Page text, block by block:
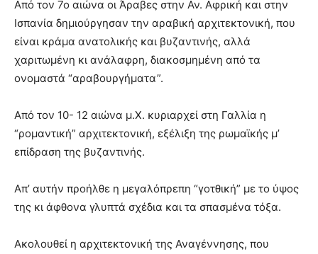
Από τον 7ο αιώνα οι Άραβες στην Αν. Αφρική και στην
Ισπανία δημιούργησαν την αραβική αρχιτεκτονική, που
είναι κράμα ανατολικής και βυζαντινής, αλλά
χαριτωμένη κι ανάλαφρη, διακοσμημένη από τα
ονομαστά “αραβουργήματα”.
Από τον 10- 12 αιώνα μ.Χ. κυριαρχεί στη Γαλλία η
“ρομαντική” αρχιτεκτονική, εξέλιξη της ρωμαϊκής μ’
επίδραση της βυζαντινής.
Απ’ αυτήν προήλθε η μεγαλόπρεπη “γοτθική” με το ύψος
της κι άφθονα γλυπτά σχέδια και τα σπασμένα τόξα.
Ακολουθεί η αρχιτεκτονική της Αναγέννησης, που